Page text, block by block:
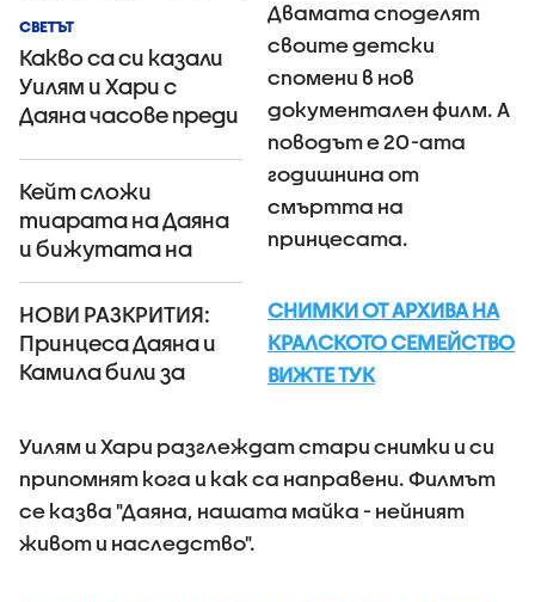
СВЕТЪТ
Какво са си казали
Уилям и Хари с
Даяна часове преди
Кейт сложи
тиарата на Даяна
и бижутата на
Елизабет
(ВИДЕО+СНИМКИ)
НОВИ РАЗКРИТИЯ:
Принцеса Даяна и
Камила били за
Двамата споделят
своите детски
спомени в нов
документален филм. А
поводът е 20-ата
годишнина от
смъртта на
принцесата.
СНИМКИ ОТ АРХИВА НА
КРАЛСКОТО СЕМЕЙСТВО
ВИЖТЕ ТУК
Уилям и Хари разглеждат стари снимки и си
припомнят кога и как са направени. Филмът
се казва "Даяна, нашата майка - нейният
живот и наследство".